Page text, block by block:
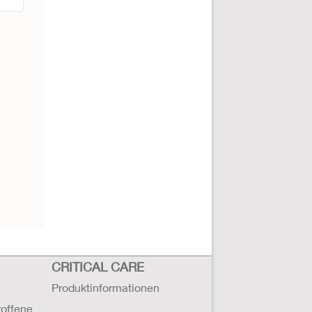
CRITICAL CARE
Produktinformationen